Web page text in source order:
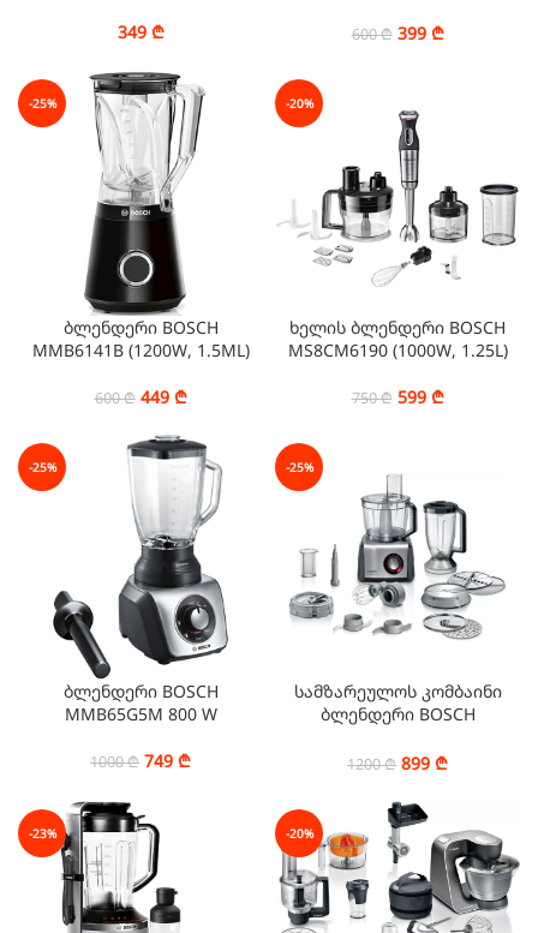
349 ₾ 600₾ 399 ₾
-25%
ბლენდერი BOSCH
MMB6141B (1200W, 1.5ML)
600₾ 449 ₾
-20%
ხელის ბლენდერი BOSCH
MS8CM6190 (1000W, 1.25L)
750₾ 599 ₾
-25%
ბლენდერი BOSCH
MMB65G5M 800 W
1000₾ 749 ₾
-25%
სამზარეულოს კომბაინი
ბლენდერი BOSCH
1200₾ 899 ₾
-23% -20%